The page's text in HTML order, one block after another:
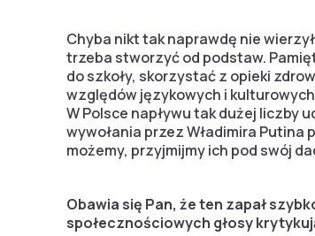
Chyba nikt tak naprawdę nie
trzeba stworzyć od podstaw.
do szkoły, skorzystać z opieki
względów językowych i
W Polsce napływu tak dużej liczby
wywołania przez Władimira
możemy, przyjmijmy ich pod swój
Obawia się Pan, że ten zapał
społecznościowych głosy